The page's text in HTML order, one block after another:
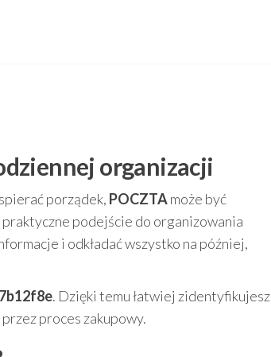
organizacji
porządek, POCZTAmoże być
podejście do organizowania
i odkładać wszystko na później,
. Dzięki temu łatwiej zidentyfikujesz
proces zakupowy.